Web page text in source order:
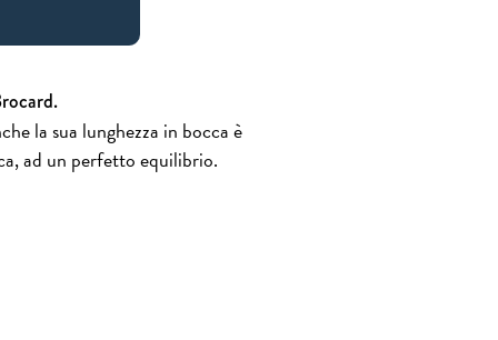
la sua lunghezza in bocca è
ad un perfetto equilibrio.